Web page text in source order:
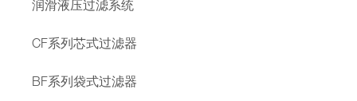
润滑液压过滤系统
CF系列芯式过滤器
BF系列袋式过滤器